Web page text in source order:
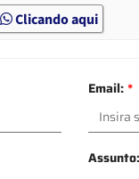
Clicando aqui
Email:*
Assunto: